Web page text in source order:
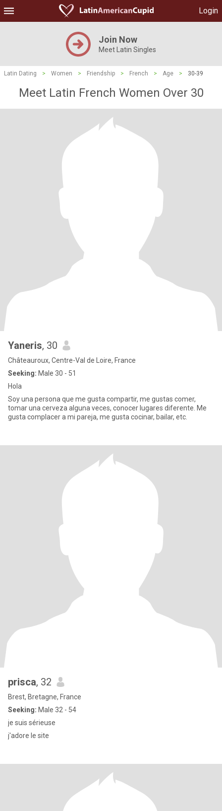
Login
Join Now
Meet Latin Singles
Latin Dating > Women > Friendship > French > Age > 30-39
Meet Latin French Women Over 30
Yaneris, 30
Châteauroux, Centre-Val de Loire, France
Seeking: Male 30 - 51
Hola
Soy una persona que me gusta compartir, me gustas comer,
tomar una cerveza alguna veces, conocer lugares diferente. Me
gusta complacer a mi pareja, me gusta cocinar, bailar, etc.
prisca, 32
Brest, Bretagne, France
Seeking: Male 32 - 54
je suis sérieuse
j'adore le site